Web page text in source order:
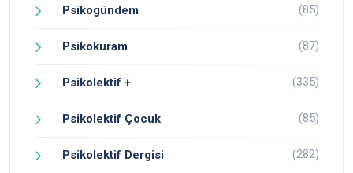
Psikogündem (85)
Psikokuram (87)
Psikolektif + (335)
Psikolektif Çocuk (85)
Psikolektif Dergisi (282)